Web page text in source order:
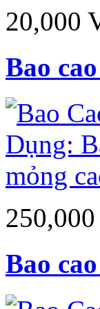
20,000
Bao
Bao